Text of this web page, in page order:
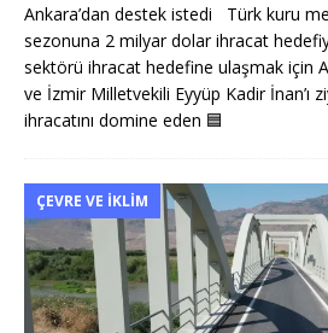
Ankara’dan destek istedi Türk kuru
sezonuna 2 milyar dolar ihracat
sektörü ihracat hedefine ulaşmak için
ve İzmir Milletvekili Eyyüp Kadir
ihracatını domine eden 🟦
ÇEVRE VE İKLIM